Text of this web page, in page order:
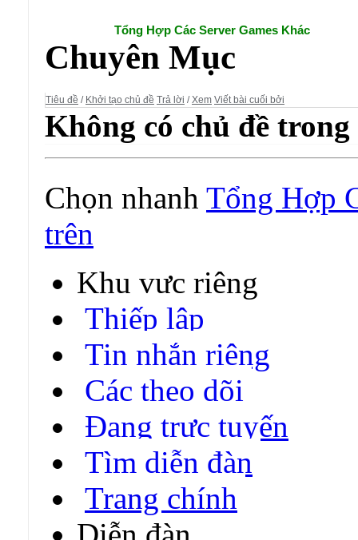
Tổng Hợp Các Server Games Khác
Chuyên Mục
Tiêu đề / Khởi tạo chủ đề Trả lời /Xem Viết bài cuối bởi
Không có chủ đề
Chọn nhanh Tổng Hợp
trên
Khu vực riêng
Thiếp lập
Tin nhắn riêng
Các theo dõi
Đang trực tuyến
Tìm diễn đàn
Trang chính